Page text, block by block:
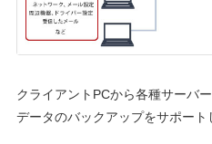
クライアントPCから各種サーバ
データのバックアップをサポート